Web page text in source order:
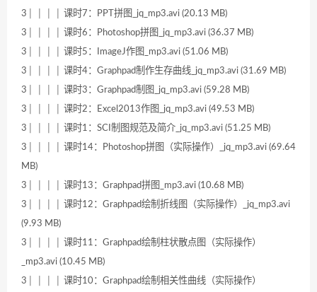
3│ │ │ │ 课时7：PPT拼图_jq_mp3.avi (20.13 MB)
3│ │ │ │ 课时6：Photoshop拼图_jq_mp3.avi (36.37 MB)
3│ │ │ │ 课时5：ImageJ作图_mp3.avi (51.06 MB)
3│ │ │ │ 课时4：Graphpad制作生存曲线_jq_mp3.avi (31.69 MB)
3│ │ │ │ 课时3：Graphpad制图_jq_mp3.avi (59.28 MB)
3│ │ │ │ 课时2：Excel2013作图_jq_mp3.avi (49.53 MB)
3│ │ │ │ 课时1：SCI制图规范及简介_jq_mp3.avi (51.25 MB)
3│ │ │ │ 课时14：Photoshop拼图（实际操作）_jq_mp3.avi (69.64
MB)
3│ │ │ │ 课时13：Graphpad拼图_mp3.avi (10.68 MB)
3│ │ │ │ 课时12：Graphpad绘制折线图（实际操作）_jq_mp3.avi
(9.93 MB)
3│ │ │ │ 课时11：Graphpad绘制柱状散点图（实际操作）
_mp3.avi (10.45 MB)
3│ │ │ │ 课时10：Graphpad绘制相关性曲线（实际操作）